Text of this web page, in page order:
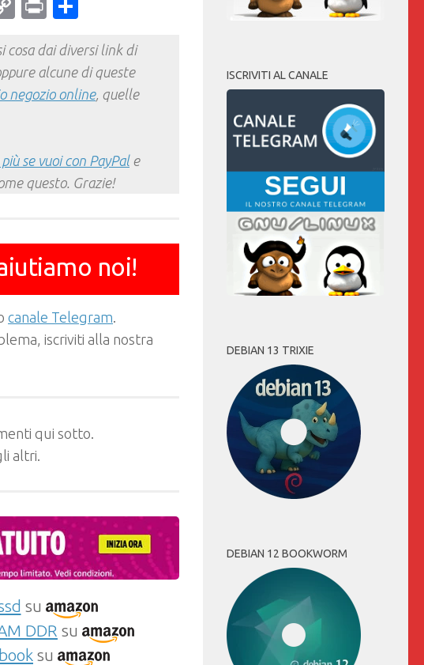
CopyPrint
cosa dai diversi link di
alcune di queste
negozio online, quelle
se vuoi con PayPale
questo. Grazie!
noi!
canale Telegram.
iscriviti alla nostra
qui sotto.
altri.
su
DDR su
su
ISCRIVITI AL CANALE
DEBIAN 13 TRIXIE
DEBIAN 12 BOOKWORM